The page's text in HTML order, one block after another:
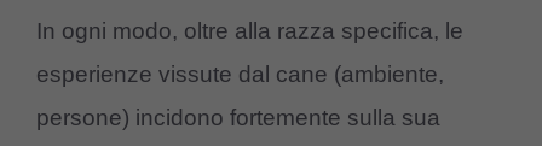
In ogni modo, oltre alla razza specifica, le
esperienze vissute dal cane (ambiente,
persone) incidono fortemente sulla sua